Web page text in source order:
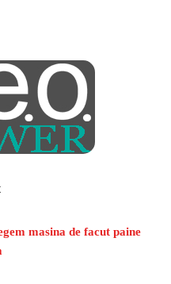
masina de facut paine